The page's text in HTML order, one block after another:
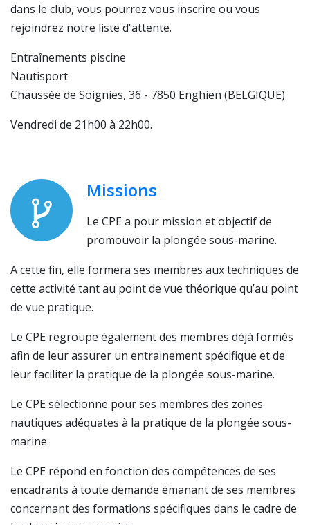
dans le club, vous pourrez vous inscrire ou vous
rejoindrez notre liste d'attente.
Entraînements piscine
Nautisport
Chaussée de Soignies, 36 - 7850 Enghien (BELGIQUE)
Vendredi de 21h00 à 22h00.
Missions
Le CPE a pour mission et objectif de
promouvoir la plongée sous-marine.
A cette fin, elle formera ses membres aux techniques de
cette activité tant au point de vue théorique qu’au point
de vue pratique.
Le CPE regroupe également des membres déjà formés
afin de leur assurer un entrainement spécifique et de
leur faciliter la pratique de la plongée sous-marine.
Le CPE sélectionne pour ses membres des zones
nautiques adéquates à la pratique de la plongée sous-
marine.
Le CPE répond en fonction des compétences de ses
encadrants à toute demande émanant de ses membres
concernant des formations spécifiques dans le cadre de